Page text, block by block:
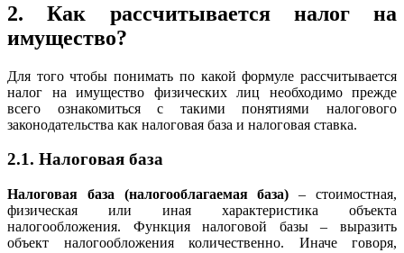
2. Как рассчитывается налог на
имущество?
Для того чтобы понимать по какой формуле рассчитывается
налог на имущество физических лиц необходимо прежде
всего ознакомиться с такими понятиями налогового
законодательства как налоговая база и налоговая ставка.
2.1. Налоговая база
Налоговая база (налогооблагаемая база) – стоимостная,
физическая или иная характеристика объекта
налогообложения. Функция налоговой базы – выразить
объект налогообложения количественно. Иначе говоря,